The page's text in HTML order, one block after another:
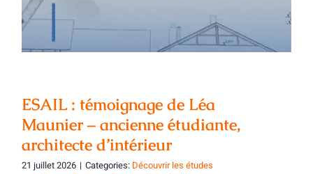
ESAIL : témoignage de Léa
Maunier – ancienne étudiante,
architecte d’intérieur
21 juillet 2026 | Categories: Découvrir les études